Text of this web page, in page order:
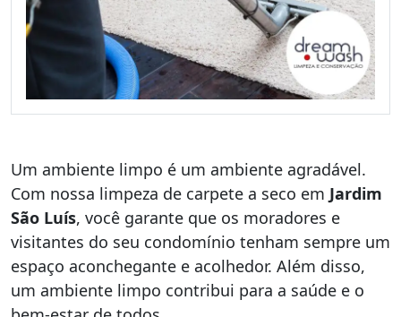
Um ambiente limpo é um ambiente agradável.
Com nossa limpeza de carpete a seco em Jardim
São Luís, você garante que os moradores e
visitantes do seu condomínio tenham sempre um
espaço aconchegante e acolhedor. Além disso,
um ambiente limpo contribui para a saúde e o